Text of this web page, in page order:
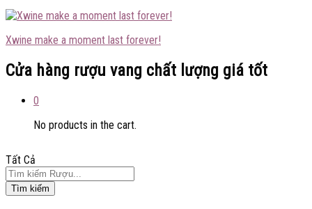
Xwine make a moment last forever!
Cửa hàng rượu vang chất lượng giá tốt
0
No products in the cart.
Tất Cả
Tìm kiếm